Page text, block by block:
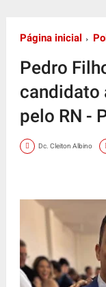
Página inicial
Pedro
candidato
pelo RN -
Dc. Cleiton Albino